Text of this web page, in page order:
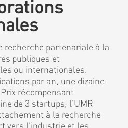
recherche partenariale à la
publiques et
ou internationales.
par an, une dizaine
récompensant
de 3 startups, l'UMR
à la recherche
vers l'industrie et les